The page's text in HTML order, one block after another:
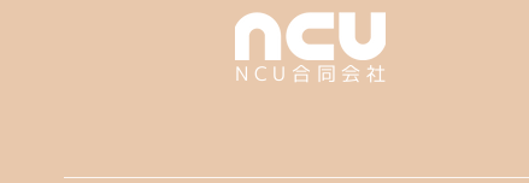
NCU合同会社